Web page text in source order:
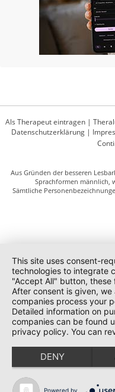
Als Therapeut eintragen |
Datenschutzerklärung|
Aus Gründen der besseren
Sprachformen männlich,
Sämtliche
This site uses consent-
technologies to integrate
"Accept All" button, these
After consent is given,
companies process your
Detailed information on
companies can be found
privacy policy. You can
DENY
Powered by